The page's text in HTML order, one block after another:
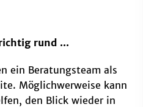
rund ...
ein Beratungsteam als
Möglichwerweise kann
den Blick wieder in